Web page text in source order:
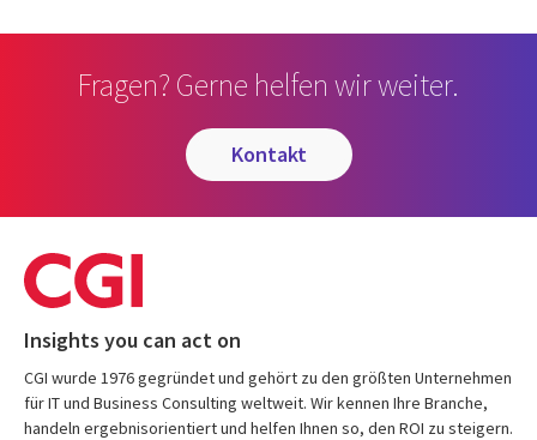
Fragen? Gerne helfen wir weiter.
kontakt
Insights you can act on
CGI wurde 1976 gegründet und gehört zu den größten Unternehmen
für IT und Business Consulting weltweit. Wir kennen Ihre Branche,
handeln ergebnisorientiert und helfen Ihnen so, den ROI zu steigern.